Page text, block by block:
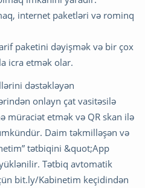
internet paketləri və rominq
paketini dəyişmək və bir çox
icra etmək olar.
dəstəkləyən
onlayn çat vasitəsilə
müraciət etmək və QR skan ilə
Daim təkmilləşən və
tətbiqini &quot;App
Tətbiq avtomatik
bit.ly/Kabinetim keçidindən